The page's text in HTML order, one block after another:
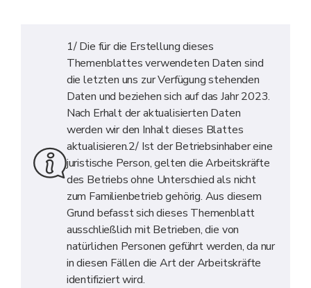
1/ Die für die Erstellung dieses
Themenblattes verwendeten Daten sind
die letzten uns zur Verfügung stehenden
Daten und beziehen sich auf das Jahr 2023.
Nach Erhalt der aktualisierten Daten
werden wir den Inhalt dieses Blattes
aktualisieren.2/ Ist der Betriebsinhaber eine
juristische Person, gelten die Arbeitskräfte
des Betriebs ohne Unterschied als nicht
zum Familienbetrieb gehörig. Aus diesem
Grund befasst sich dieses Themenblatt
ausschließlich mit Betrieben, die von
natürlichen Personen geführt werden, da nur
in diesen Fällen die Art der Arbeitskräfte
identifiziert wird.